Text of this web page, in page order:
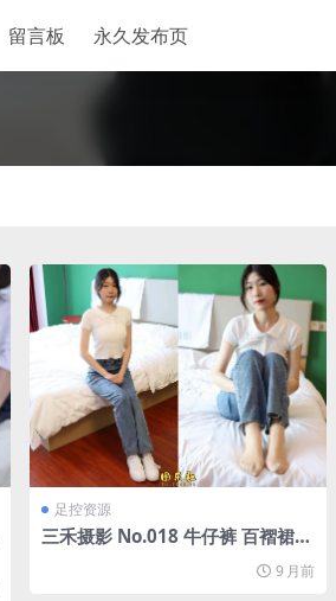
留言板 永久发布页
足控资源
三禾摄影 No.018 牛仔裤 百褶裙
9 月前